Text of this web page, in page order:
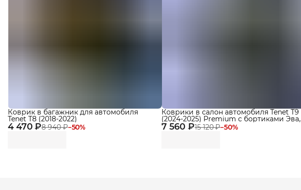
4 470 ₽8 940 ₽−50%
Коврик в багажник для автомобиля
Tenet T8 (2018-2022)
7 560 ₽15 120 ₽−50%
Коврики в салон автомобиля Tenet T9
(2024-2025) Premium с бортиками Эва,
Eva